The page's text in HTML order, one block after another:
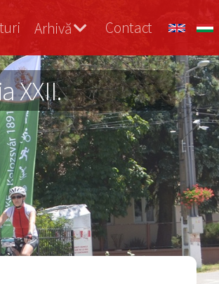
Arhivă Contact
XXII.